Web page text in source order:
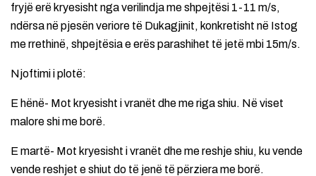
fryjë erë kryesisht nga verilindja me shpejtësi 1-11 m/s,
ndërsa në pjesën veriore të Dukagjinit, konkretisht në Istog
me rrethinë, shpejtësia e erës parashihet të jetë mbi 15m/s.
Njoftimi i plotë:
E hënë- Mot kryesisht i vranët dhe me riga shiu. Në viset
malore shi me borë.
E martë- Mot kryesisht i vranët dhe me reshje shiu, ku vende
vende reshjet e shiut do të jenë të përziera me borë.